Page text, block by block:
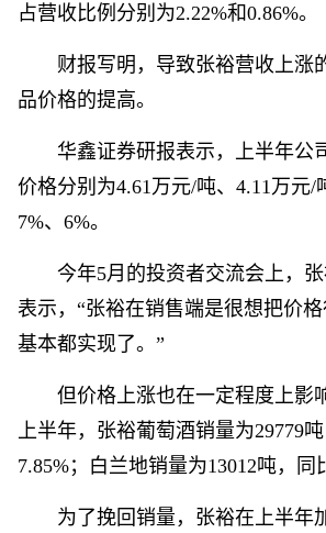
占营收比例分别为2.22%和0.86%。
财报写明，导致张裕营收上涨
品价格的提高。
华鑫证券研报表示，上半年公
价格分别为4.61万元/吨、4.11万元/
7%、6%。
今年5月的投资者交流会上，
表示，“张裕在销售端是很想把价
基本都实现了。”
但价格上涨也在一定程度上影
上半年，张裕葡萄酒销量为29779
7.85%；白兰地销量为13012吨，同
为了挽回销量，张裕在上半年